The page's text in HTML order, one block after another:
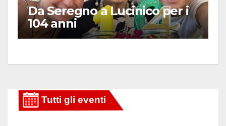
Da Seregno a Lucinico per i
104 anni